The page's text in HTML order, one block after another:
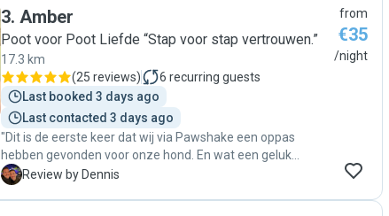
know that everything is going well. Ollie looked happy and
relaxed. We were stressed leaving our first dog for the first
time and immediately for thee weeks but all went very well
and we will be definitely using Marieta's petsitting services
again when needed. "
3. Amber
Poot voor Poot Liefde “Stap voor stap vertrouwen.”
17.3 km
(25 reviews) 6 recurring guests
Last booked 3 days ago
Last contacted 3 days ago
"Dit is de eerste keer dat wij via Pawshake een oppas
hebben gevonden voor onze hond. En wat een geluk
hebben we met Amber. Van dag één hebben we enorm
D Review by Dennis
from
€35
/night